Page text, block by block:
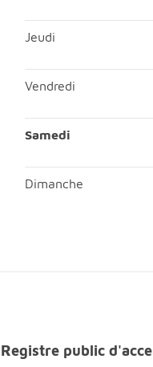
Mercredi; Matin,
Jeudi
Vendredi
Samedi
Dimanche
Registre public